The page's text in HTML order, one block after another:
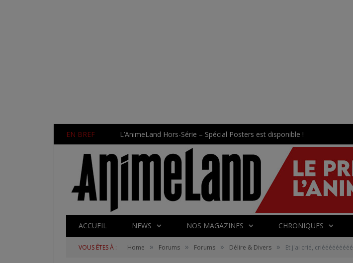
EN BREF L’AnimeLand Hors-Série – Spécial Posters est disponible !
ACCUEIL NEWS NOS MAGAZINES CHRONIQUES
VOUS ÊTES À : Home » Forums » Forums » Délire & Divers » Et j'ai crié, criééééééééé